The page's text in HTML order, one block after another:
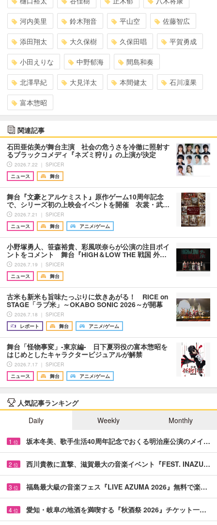
河内美里 鈴木翔音 平山空 佐藤智広
添田翔太 大久保樹 久保田唱 平賀勇成
小田えりな 中野郁海 間島和奏
北澤早紀 大見洋太 本間健太 石川凜果
富本惣昭
関連記事
石田亜佑美が舞台主演 社会の危うさを冷徹に照射す
るブラックコメディ『ネズミ狩り』の上演が決定
2026.7.22 ｜ SPICER
ニュース
舞台
舞台『文豪とアルケミスト』原作ゲーム10周年記念
で、シリーズ初の上映会イベントを開催 衣裳・武…
2026.7.21 ｜ SPICER
ニュース
舞台 アニメ/ゲーム
小野塚勇人、笹森裕貴、彩風咲奈らが公演の注目ポイ
ントをコメント 舞台『HiGH＆LOW THE 戦国 外…
2026.7.19 ｜ SPICER
ニュース
舞台
古米も新米も旨味たっぷりに炊きあがる！ RICE on
STAGE「ラブ米」～OKABO SONIC 2026～が開幕
2026.7.18 ｜ SPICER
レポート
舞台 アニメ/ゲーム
舞台「怪物事変」-東京編- 日下夏羽役の富本惣昭を
はじめとしたキャラクタービジュアルが解禁
2026.7.17 ｜ SPICER
ニュース
舞台 アニメ/ゲーム
人気記事ランキング
Daily
Weekly Monthly
1 位 坂本冬美、歌手生活40周年記念でおくる明治座公演のメイ…
2 位 西川貴教に直撃、滋賀最大の音楽イベント『FEST. INAZU…
3 位 福島最大級の音楽フェス『LIVE AZUMA 2026』無料で楽…
4 位 愛知・岐阜の地酒を満喫する『秋酒祭 2026』チケット一…